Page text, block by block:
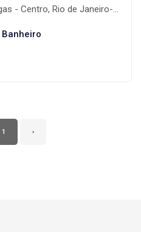
- Centro, Rio de Janeiro-RJ
Banheiro
1 ›